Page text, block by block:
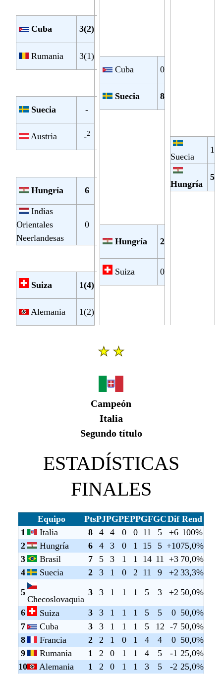
Cuba 3(2)
Rumania
3(1)
Cuba
0
Suecia
8
Suecia
-
Austria -2
Suecia
1
Hungría
5
Hungría
6
Indias
Orientales
Neerlandesas
0
Hungría
2
Suiza
0
Suiza
1(4)
Alemania 1(2)
Campeón
Italia
Segundo título
ESTADÍSTICAS
FINALES
Equipo PtsPJPGPEPPGFGCDif Rend
1
Italia 8 4 4 0 0 11 5 +6 100%
2
Hungría 6 4 3 0 1 15 5 +1075,0%
3
Brasil 7 5 3 1 1 14 11 +3 70,0%
4
Suecia 2 3 1 0 2 11 9 +2 33,3%
5
Checoslovaquia
3 3 1 1 1 5 3 +2 50,0%
6 Suiza 3 3 1 1 1 5 5 0 50,0%
7
Cuba 3 3 1 1 1 5 12 -7 50,0%
8
Francia 2 2 1 0 1 4 4 0 50,0%
9
Rumania 1 2 0 1 1 4 5 -1 25,0%
10
Alemania 1 2 0 1 1 3 5 -2 25,0%